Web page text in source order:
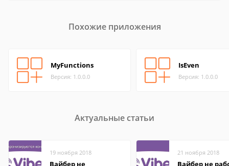
Похожие приложения
MyFunctions
Версия: 1.0.0.0
IsEven
Версия: 1.0.0.0
Актуальные статьи
19 ноября 2018
Вайбер не
21 ноября 2018
Вайбер не